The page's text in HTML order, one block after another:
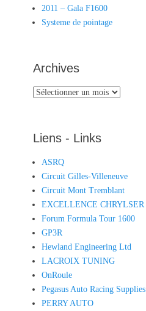
2011 – Gala F1600
Systeme de pointage
Archives
Archives
Liens - Links
ASRQ
Circuit Gilles-Villeneuve
Circuit Mont Tremblant
EXCELLENCE CHRYLSER
Forum Formula Tour 1600
GP3R
Hewland Engineering Ltd
LACROIX TUNING
OnRoule
Pegasus Auto Racing Supplies
PERRY AUTO